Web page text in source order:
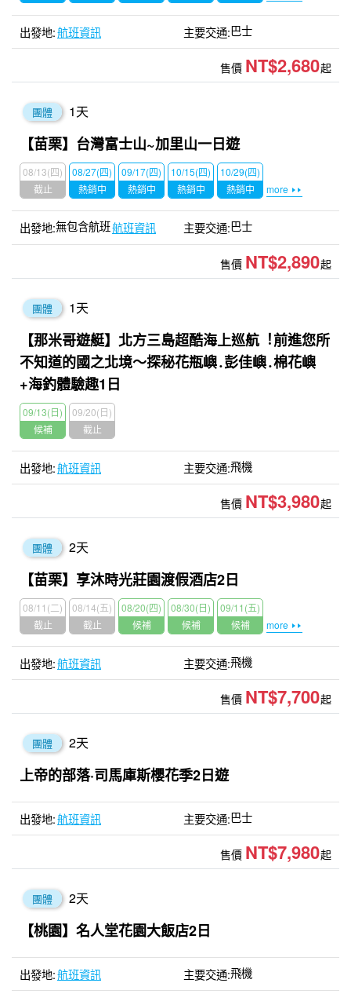
航班資訊 巴士
售價 NT$2,680起
團體 1天
【苗栗】台灣富士山~加里山一日遊
08/13(四)
截止
08/27(四)
熱銷中
09/17(四)
熱銷中
10/15(四)
熱銷中
10/29(四)
熱銷中
more
無包含航班航班資訊 巴士
售價 NT$2,890起
團體 1天
【那米哥遊艇】北方三島超酷海上巡航︕前進您所
不知道的國之北境〜探秘花瓶嶼․彭佳嶼․棉花嶼
+海釣體驗趣1日
09/13(日)
候補
09/20(日)
截止
航班資訊 飛機
售價 NT$3,980起
團體 2天
【苗栗】享沐時光莊園渡假酒店2日
08/11(二)
截止
08/14(五)
截止
08/20(四)
候補
08/30(日)
候補
09/11(五)
候補
more
航班資訊 飛機
售價 NT$7,700起
團體 2天
上帝的部落·司馬庫斯櫻花季2日遊
航班資訊 巴士
售價 NT$7,980起
團體 2天
【桃園】名人堂花園大飯店2日
航班資訊 飛機